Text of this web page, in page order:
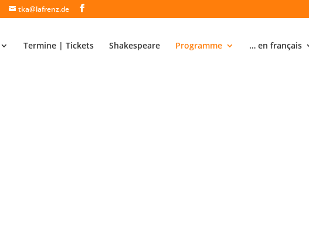
tka@lafrenz.de
Termine | Tickets Shakespeare Programme … en français